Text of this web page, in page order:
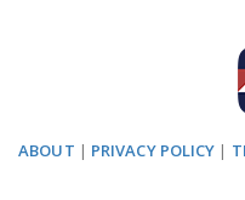
ABOUT | PRIVACY POLICY |